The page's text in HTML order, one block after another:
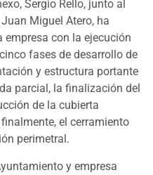
Sergio Rello, junto al
Miguel Atero, ha
con la ejecución
fases de desarrollo de
y estructura portante
parcial, la finalización del
de la cubierta
el cerramiento
perimetral.
y empresa